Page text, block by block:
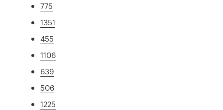
775
1351
455
1106
639
506
1225